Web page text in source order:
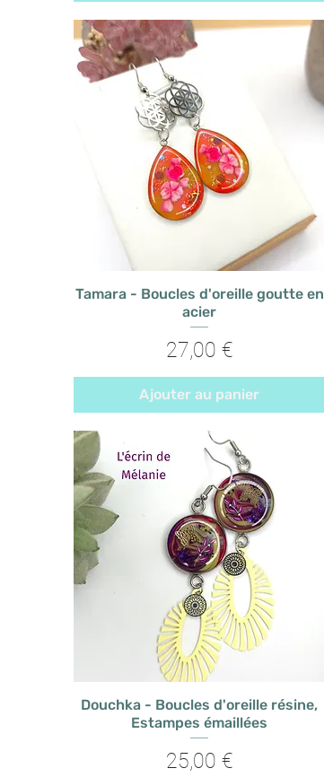
Tamara - Boucles d'oreille goutte en
acier
Prix
27,00 €
Ajouter au panier
Douchka - Boucles d'oreille résine,
Estampes émaillées
Prix
25,00 €